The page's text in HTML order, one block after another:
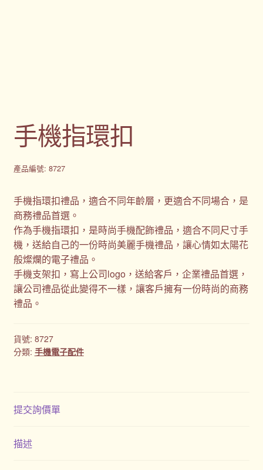
手機指環扣
產品編號: 8727
手機指環扣禮品，適合不同年齡層，更適合不同場合，是
商務禮品首選。
作為手機指環扣，是時尚手機配飾禮品，適合不同尺寸手
機，送給自己的一份時尚美麗手機禮品，讓心情如太陽花
般燦爛的電子禮品。
手機支架扣，寫上公司logo，送給客戶，企業禮品首選，
讓公司禮品從此變得不一樣，讓客戶擁有一份時尚的商務
禮品。
貨號: 8727
分類: 手機電子配件
提交詢價單
描述